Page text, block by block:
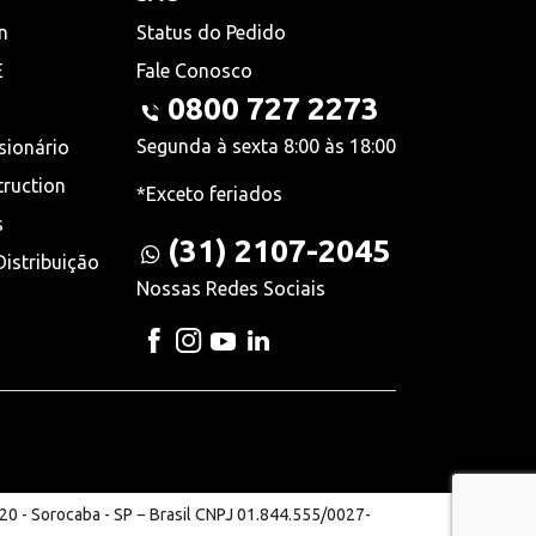
Status do Pedido
Fale Conosco
0800 727 2273
Segunda à sexta 8:00 às 18:00
*Exceto feriados
(31) 2107-2045
Nossas Redes Sociais
- Sorocaba - SP − Brasil CNPJ 01.844.555/0027-